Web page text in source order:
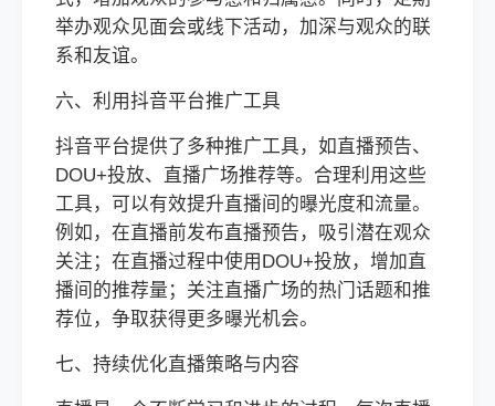
举办观众见面会或线下活动，加深与观众的联
系和友谊。
六、利用抖音平台推广工具
抖音平台提供了多种推广工具，如直播预告、
DOU+投放、直播广场推荐等。合理利用这些
工具，可以有效提升直播间的曝光度和流量。
例如，在直播前发布直播预告，吸引潜在观众
关注；在直播过程中使用DOU+投放，增加直
播间的推荐量；关注直播广场的热门话题和推
荐位，争取获得更多曝光机会。
七、持续优化直播策略与内容